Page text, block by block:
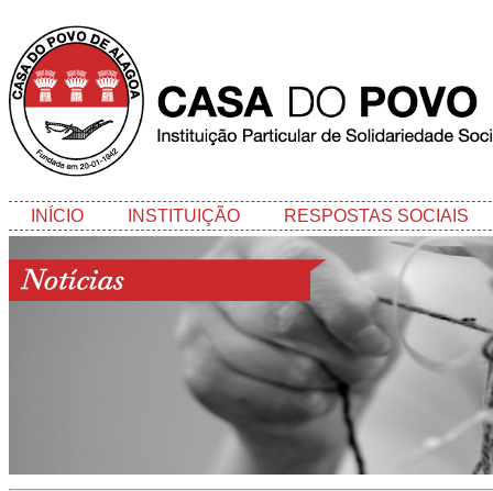
INÍCIO INSTITUIÇÃO RESPOSTAS SOCIAIS